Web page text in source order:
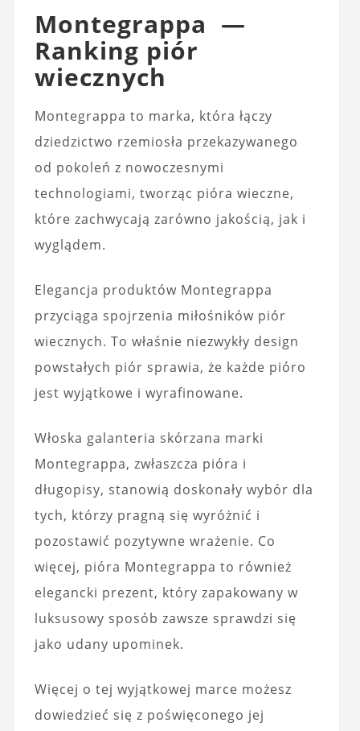
Montegrappa —
Ranking piór
wiecznych
Montegrappa to marka, która łączy
dziedzictwo rzemiosła przekazywanego
od pokoleń z nowoczesnymi
technologiami, tworząc pióra wieczne,
które zachwycają zarówno jakością, jak i
wyglądem.
Elegancja produktów Montegrappa
przyciąga spojrzenia miłośników piór
wiecznych. To właśnie niezwykły design
powstałych piór sprawia, że każde pióro
jest wyjątkowe i wyrafinowane.
Włoska galanteria skórzana marki
Montegrappa, zwłaszcza pióra i
długopisy, stanowią doskonały wybór dla
tych, którzy pragną się wyróżnić i
pozostawić pozytywne wrażenie. Co
więcej, pióra Montegrappa to również
elegancki prezent, który zapakowany w
luksusowy sposób zawsze sprawdzi się
jako udany upominek.
Więcej o tej wyjątkowej marce możesz
dowiedzieć się z poświęconego jej